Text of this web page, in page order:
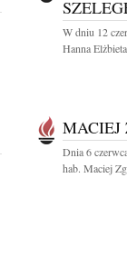
W dniu 12
Hanna
MACIEJ
Dnia 6
hab. Maciej